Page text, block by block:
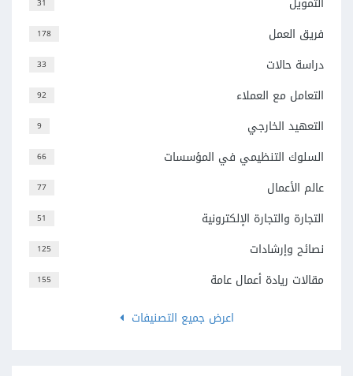
178 فريق العمل
33 دراسة حالات
92 التعامل مع العملاء
9 التعهيد الخارجي
66 السلوك التنظيمي في المؤسسات
77 عالم الأعمال
51 التجارة والتجارة الإلكترونية
125 نصائح وإرشادات
155
مقالات ريادة أعمال عامة
اعرض جميع التصنيفات